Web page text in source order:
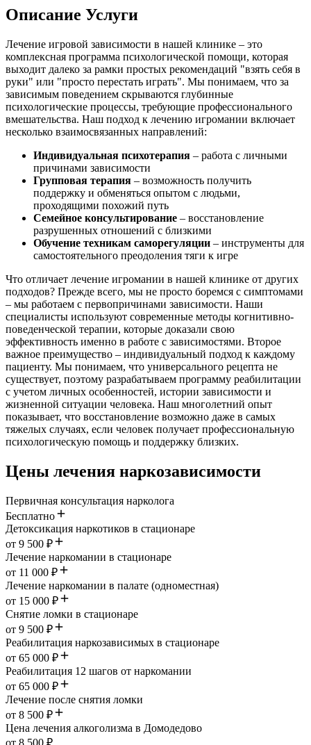
Описание Услуги
Лечение игровой зависимости в нашей клинике – это
комплексная программа психологической помощи, которая
выходит далеко за рамки простых рекомендаций "взять себя в
руки" или "просто перестать играть". Мы понимаем, что за
зависимым поведением скрываются глубинные
психологические процессы, требующие профессионального
вмешательства. Наш подход к лечению игромании включает
несколько взаимосвязанных направлений:
Индивидуальная психотерапия – работа с личными
причинами зависимости
Групповая терапия – возможность получить
поддержку и обменяться опытом с людьми,
проходящими похожий путь
Семейное консультирование – восстановление
разрушенных отношений с близкими
Обучение техникам саморегуляции – инструменты для
самостоятельного преодоления тяги к игре
Что отличает лечение игромании в нашей клинике от других
подходов? Прежде всего, мы не просто боремся с симптомами
– мы работаем с первопричинами зависимости. Наши
специалисты используют современные методы когнитивно-
поведенческой терапии, которые доказали свою
эффективность именно в работе с зависимостями. Второе
важное преимущество – индивидуальный подход к каждому
пациенту. Мы понимаем, что универсального рецепта не
существует, поэтому разрабатываем программу реабилитации
с учетом личных особенностей, истории зависимости и
жизненной ситуации человека. Наш многолетний опыт
показывает, что восстановление возможно даже в самых
тяжелых случаях, если человек получает профессиональную
психологическую помощь и поддержку близких.
Цены лечения наркозависимости
Первичная консультация нарколога
Бесплатно
Детоксикация наркотиков в стационаре
от 9 500 ₽
Лечение наркомании в стационаре
от 11 000 ₽
Лечение наркомании в палате (одноместная)
от 15 000 ₽
Снятие ломки в стационаре
от 9 500 ₽
Реабилитация наркозависимых в стационаре
от 65 000 ₽
Реабилитация 12 шагов от наркомании
от 65 000 ₽
Лечение после снятия ломки
от 8 500 ₽
Цена лечения алкоголизма в Домодедово
от 8 500 ₽